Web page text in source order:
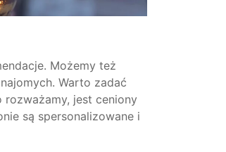
Możemy też
Warto zadać
jest ceniony
są spersonalizowane i